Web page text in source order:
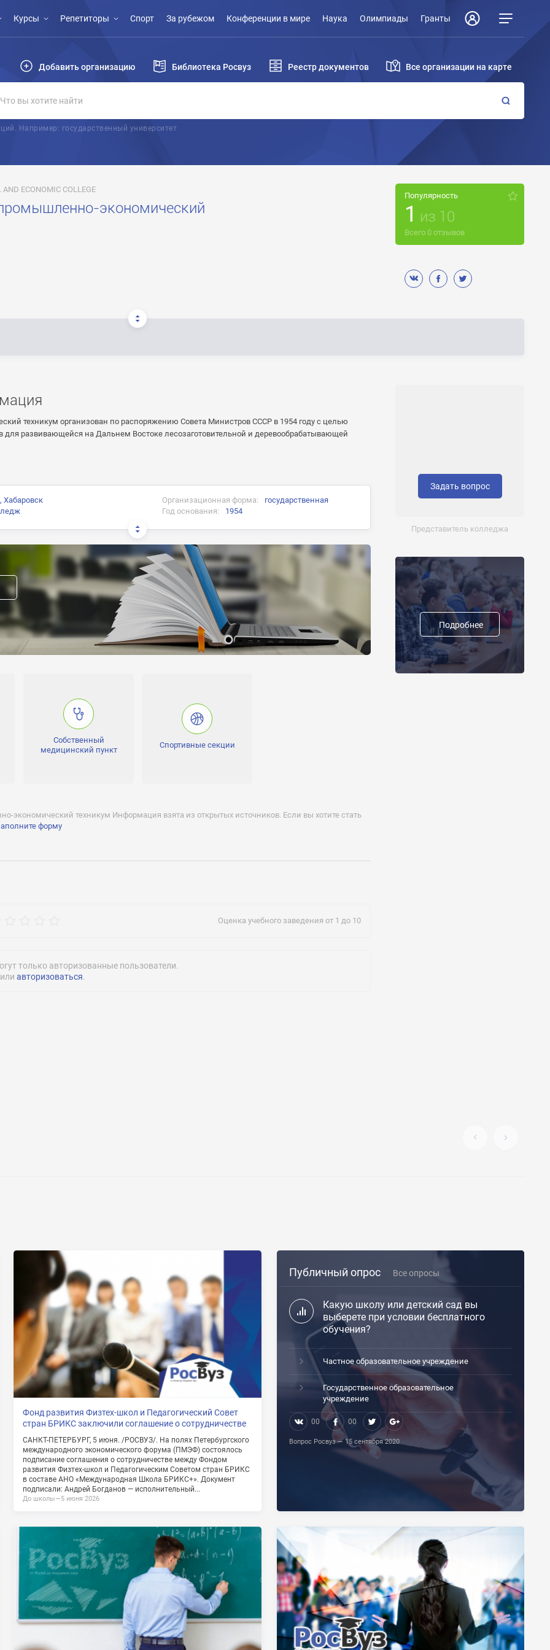
Курсы Репетиторы Спорт За рубежом Конференции в мире Наука Олимпиады Гранты
Добавить организацию Библиотека Росвуз Реестр документов Все организации на карте
Например: государственный университет
ECONOMIC COLLEGE
экономический
Популярность
1 из 10
Всего 0 отзывов
техникум организован по распоряжению Совета Министров СССР в 1954 году с целью
для развивающейся на Дальнем Востоке лесозаготовительной и деревообрабатывающей
Хабаровск Организационная форма:
государственная
Год основания: 1954
образца
27А01 №0000581
Собственный
медицинский пункт
Спортивные секции
экономический техникум Информация взята из открытых источников. Если вы хотите стать
форму
Оценка учебного заведения от 1 до 10
только авторизованные пользователи.
или авторизоваться.
Задать вопрос
Представитель колледжа
Подробнее
Нажимая на кнопку «Отправить» я даю согласие
на обработку моих персональных данных
модератора страницы